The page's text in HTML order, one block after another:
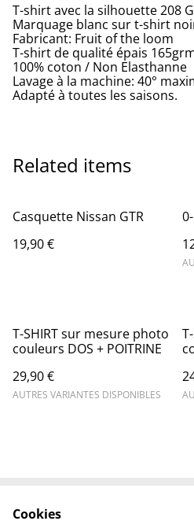
T-shirt avec la silhouette 208
Marquage blanc sur t-shirt
Fabricant: Fruit of the loom
T-shirt de qualité épais
100% coton / Non Elasthanne
Lavage à la machine: 40°
Adapté à toutes les saisons.
Related items
Casquette Nissan GTR
19,90 €
T-SHIRT sur mesure photo
couleurs DOS + POITRINE
29,90 €
AUTRES VARIANTES DISPONIBLES
Cookies